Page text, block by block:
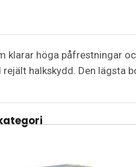
klarar höga påfrestningar
halkskydd. Den lägsta